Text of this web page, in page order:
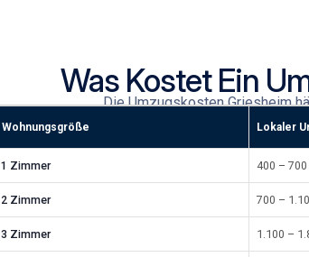
Was Kostet Ein
DieUmzugskosten Griesheim
Wohnungsgröße Lokaler
1 Zimmer 400 – 700
2 Zimmer 700 –
3 Zimmer 1.100 –